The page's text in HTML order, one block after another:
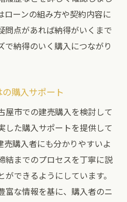
ローンの組み方や契約内容に
問点があれば納得がいくまで
で納得のいく購入につながり
購入サポート
屋市での建売購入を検討して
した購入サポートを提供して
売購入者にも分かりやすいよ
結までのプロセスを丁寧に説
できるようにしています。
富な情報を基に、購入者のニ